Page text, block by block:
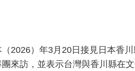
2026）年3月20日接見日本香
來訪，並表示台灣與香川縣在